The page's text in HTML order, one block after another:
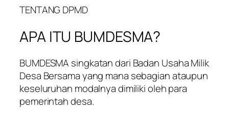
TENTANG DPMD
APA ITU BUMDESMA?
BUMDESMA singkatan dari Badan Usaha Milik
Desa Bersama yang mana sebagian ataupun
keseluruhan modalnya dimiliki oleh para
pemerintah desa.